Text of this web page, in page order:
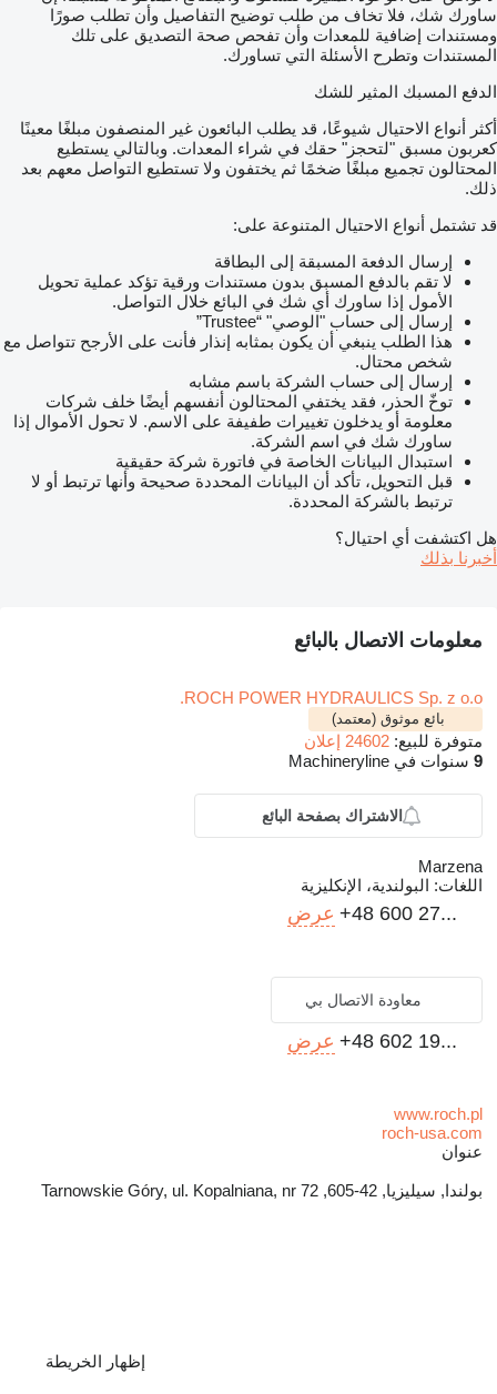
ساورك شك، فلا تخاف من طلب توضيح التفاصيل وأن تطلب صورًا
ومستندات إضافية للمعدات وأن تفحص صحة التصديق على تلك
المستندات وتطرح الأسئلة التي تساورك.
الدفع المسبك المثير للشك
أكثر أنواع الاحتيال شيوعًا، قد يطلب البائعون غير المنصفون مبلغًا معينًا
كعربون مسبق "لتحجز" حقك في شراء المعدات. وبالتالي يستطيع
المحتالون تجميع مبلغًا ضخمًا ثم يختفون ولا تستطيع التواصل معهم بعد
ذلك.
قد تشتمل أنواع الاحتيال المتنوعة على:
إرسال الدفعة المسبقة إلى البطاقة
لا تقم بالدفع المسبق بدون مستندات ورقية تؤكد عملية تحويل
الأمول إذا ساورك أي شك في البائع خلال التواصل.
إرسال إلى حساب "الوصي" “Trustee”
هذا الطلب ينبغي أن يكون بمثابه إنذار فأنت على الأرجح تتواصل مع
شخص محتال.
إرسال إلى حساب الشركة باسم مشابه
توخّ الحذر، فقد يختفي المحتالون أنفسهم أيضًا خلف شركات
معلومة أو يدخلون تغييرات طفيفة على الاسم. لا تحول الأموال إذا
ساورك شك في اسم الشركة.
استبدال البيانات الخاصة في فاتورة شركة حقيقية
قبل التحويل، تأكد أن البيانات المحددة صحيحة وأنها ترتبط أو لا
ترتبط بالشركة المحددة.
هل اكتشفت أي احتيال؟
أخبرنا بذلك
معلومات الاتصال بالبائع
ROCH POWER HYDRAULICS Sp. z o.o.
بائع موثوق (معتمد)
متوفرة للبيع: 24602 إعلان
9 سنوات في Machineryline
الاشتراك بصفحة البائع
Marzena
اللغات: البولندية، الإنكليزية
+48 600 27... عرض
معاودة الاتصال بي
+48 602 19... عرض
www.roch.pl
roch-usa.com
عنوان
بولندا, سيليزيا, 42-605, Tarnowskie Góry, ul. Kopalniana, nr 72
إظهار الخريطة